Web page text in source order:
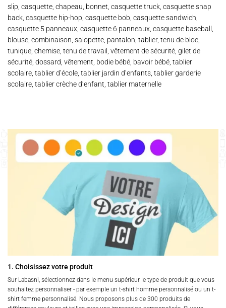
slip, casquette, chapeau, bonnet, casquette truck, casquette snap
back, casquette hip-hop, casquette bob, casquette sandwich,
casquette 5 panneaux, casquette 6 panneaux, casquette baseball,
blouse, combinaison, salopette, pantalon, tablier, tenu de bloc,
tunique, chemise, tenu de travail, vêtement de sécurité, gilet de
sécurité, dossard, vêtement, bodie bébé, bavoir bébé, tablier
scolaire, tablier d’école, tablier jardin d’enfants, tablier garderie
scolaire, tablier crèche d’enfant, tablier maternelle
1. Choisissez votre produit
Sur Labasni, sélectionnez dans le menu supérieur le type de produit que vous
souhaitez personnaliser - par exemple un t-shirt homme personnalisé ou un t-
shirt femme personnalisé. Nous proposons plus de 300 produits de